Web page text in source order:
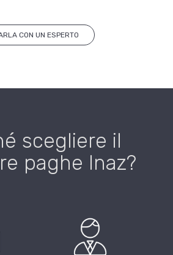
CON UN ESPERTO
scegliere il
paghe Inaz?